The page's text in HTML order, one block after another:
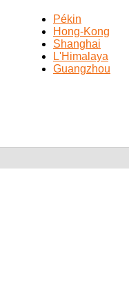
Pékin
Hong-Kong
Shanghai
L'Himalaya
Guangzhou